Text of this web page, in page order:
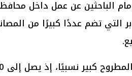
الباحثين عن عمل داخل
تضم عددًا كبيرًا من